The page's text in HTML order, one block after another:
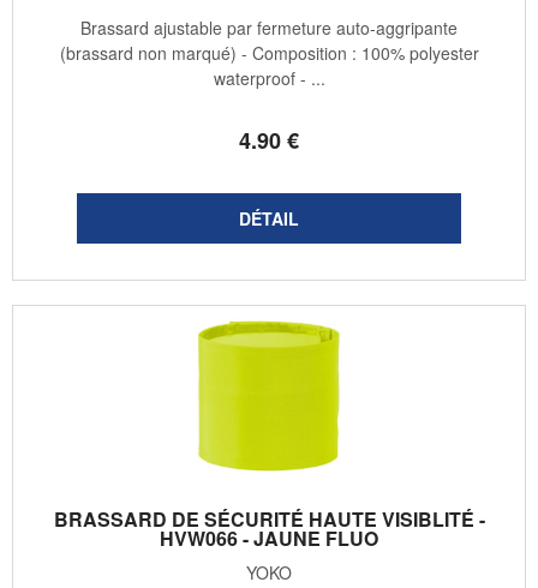
4.90€
Brassard ajustable par fermeture auto-aggripante
(brassard non marqué) - Composition : 100% polyester
waterproof - ...
BRASSARD DE SÉCURITÉ HAUTE VISIBLITÉ -
HVW066 - JAUNE FLUO
YOKO